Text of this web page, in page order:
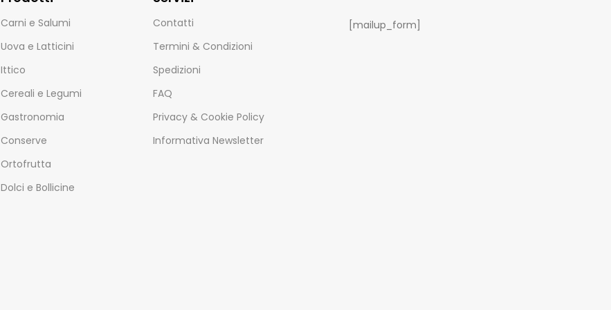
Carni e Salumi
Uova e Latticini
Ittico
Cereali e Legumi
Gastronomia
Conserve
Ortofrutta
Dolci e Bollicine
Contatti
Termini & Condizioni
Spedizioni
FAQ
Privacy & Cookie Policy
Informativa Newsletter
[mailup_form]